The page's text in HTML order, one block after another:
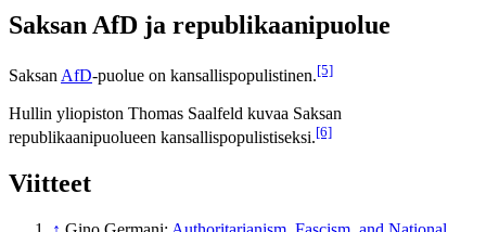
Saksan AfD ja republikaanipuolue
SaksanAfD-puolue on kansallispopulistinen.[5]
Hullin yliopiston Thomas Saalfeld kuvaa Saksan
republikaanipuolueen kansallispopulistiseksi.[6]
Viitteet